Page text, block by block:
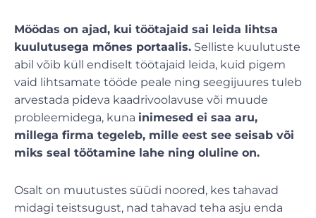
Möödas on ajad, kui töötajaid sai leida lihtsa
kuulutusega mõnes portaalis. Selliste kuulutuste
abil võib küll endiselt töötajaid leida, kuid pigem
vaid lihtsamate tööde peale ning seegijuures tuleb
arvestada pideva kaadrivoolavuse või muude
probleemidega, kuna inimesed ei saa aru,
millega firma tegeleb, mille eest see seisab või
miks seal töötamine lahe ning oluline on.
Osalt on muutustes süüdi noored, kes tahavad
midagi teistsugust, nad tahavad teha asju enda